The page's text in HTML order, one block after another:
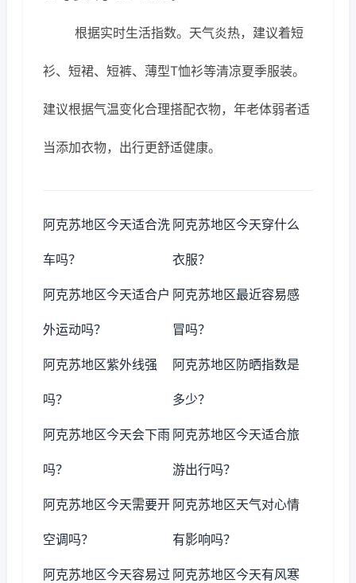
根据实时生活指数。天气炎热，建议着短
衫、短裙、短裤、薄型T恤衫等清凉夏季服装。
建议根据气温变化合理搭配衣物，年老体弱者适
当添加衣物，出行更舒适健康。
阿克苏地区今天适合洗
车吗？
阿克苏地区今天穿什么
衣服？
阿克苏地区今天适合户
外运动吗？
阿克苏地区最近容易感
冒吗？
阿克苏地区紫外线强
吗？
阿克苏地区防晒指数是
多少？
阿克苏地区今天会下雨
吗？
阿克苏地区今天适合旅
游出行吗？
阿克苏地区今天需要开
空调吗？
阿克苏地区天气对心情
有影响吗？
阿克苏地区今天容易过 阿克苏地区今天有风寒